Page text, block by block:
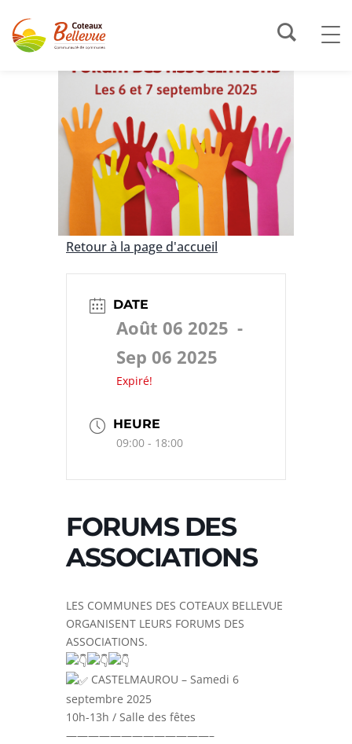
Retour à la page d'accueil
DATE
Août 06 2025 -
Sep 06 2025
Expiré!
HEURE
09:00 - 18:00
FORUMS DES
ASSOCIATIONS
LES COMMUNES DES COTEAUX BELLEVUE
ORGANISENT LEURS FORUMS DES
ASSOCIATIONS.
CASTELMAUROU – Samedi 6
septembre 2025
10h-13h / Salle des fêtes
—————————————–